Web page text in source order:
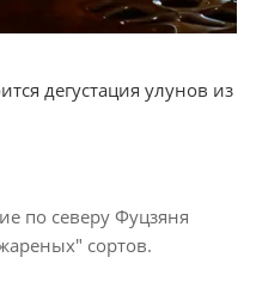
дегустация улунов из
по северу Фуцзяня
сортов.